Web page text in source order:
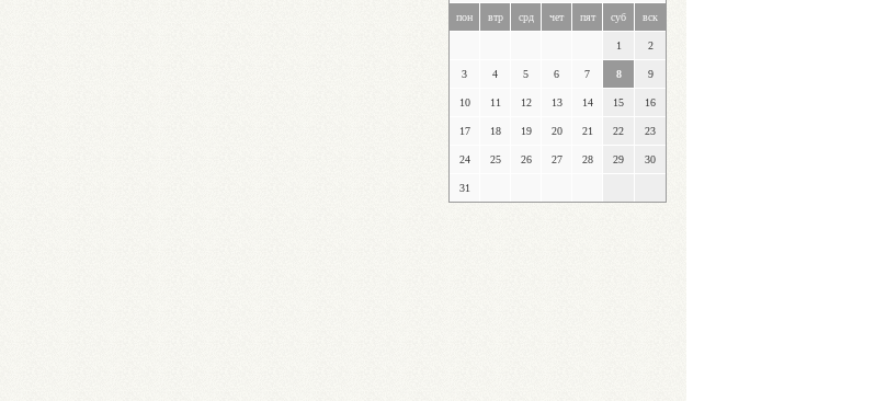
пон втр срд чет пят суб вск
1 2
3 4 5 6 7 8 9
10 11 12 13 14 15 16
17 18 19 20 21 22 23
24 25 26 27 28 29 30
31